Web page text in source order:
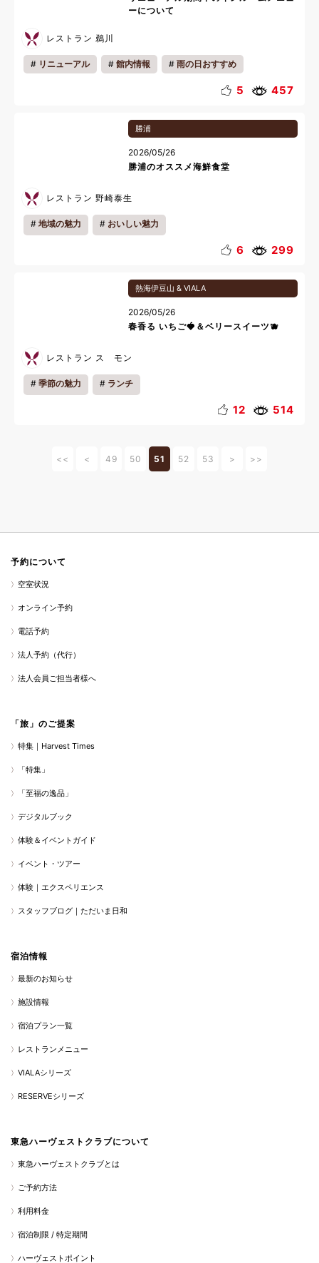
ーについて
レストラン 鵜川
リニューアル 館内情報 雨の日おすすめ
お部屋グルメ
リフレッシュ
5 457
勝浦
2026/05/26
勝浦のオススメ海鮮食堂
レストラン 野崎泰生
地域の魅力 おいしい魅力
6 299
熱海伊豆山 & VIALA
2026/05/26
春香る いちご🍓＆ベリースイーツ🫐
レストラン ス モン
季節の魅力 ランチ
12 514
<< < 49 50 51 52 53 > >>
予約について
空室状況
オンライン予約
電話予約
法人予約（代行）
法人会員ご担当者様へ
「旅」のご提案
特集｜Harvest Times
「特集」
「至福の逸品」
デジタルブック
体験＆イベントガイド
イベント・ツアー
体験｜エクスペリエンス
スタッフブログ｜ただいま日和
宿泊情報
最新のお知らせ
施設情報
宿泊プラン一覧
レストランメニュー
VIALAシリーズ
RESERVEシリーズ
東急ハーヴェストクラブについて
東急ハーヴェストクラブとは
ご予約方法
利用料金
宿泊制限 / 特定期間
ハーヴェストポイント